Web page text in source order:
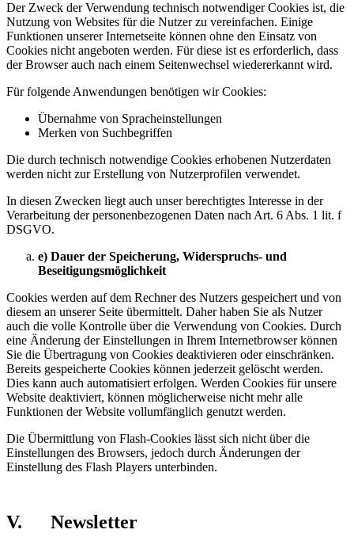
Der Zweck der Verwendung technisch notwendiger Cookies ist, die
Nutzung von Websites für die Nutzer zu vereinfachen. Einige
Funktionen unserer Internetseite können ohne den Einsatz von
Cookies nicht angeboten werden. Für diese ist es erforderlich, dass
der Browser auch nach einem Seitenwechsel wiedererkannt wird.
Für folgende Anwendungen benötigen wir Cookies:
Übernahme von Spracheinstellungen
Merken von Suchbegriffen
Die durch technisch notwendige Cookies erhobenen Nutzerdaten
werden nicht zur Erstellung von Nutzerprofilen verwendet.
In diesen Zwecken liegt auch unser berechtigtes Interesse in der
Verarbeitung der personenbezogenen Daten nach Art. 6 Abs. 1 lit. f
DSGVO.
e) Dauer der Speicherung, Widerspruchs- und
Beseitigungsmöglichkeit
Cookies werden auf dem Rechner des Nutzers gespeichert und von
diesem an unserer Seite übermittelt. Daher haben Sie als Nutzer
auch die volle Kontrolle über die Verwendung von Cookies. Durch
eine Änderung der Einstellungen in Ihrem Internetbrowser können
Sie die Übertragung von Cookies deaktivieren oder einschränken.
Bereits gespeicherte Cookies können jederzeit gelöscht werden.
Dies kann auch automatisiert erfolgen. Werden Cookies für unsere
Website deaktiviert, können möglicherweise nicht mehr alle
Funktionen der Website vollumfänglich genutzt werden.
Die Übermittlung von Flash-Cookies lässt sich nicht über die
Einstellungen des Browsers, jedoch durch Änderungen der
Einstellung des Flash Players unterbinden.
V. Newsletter